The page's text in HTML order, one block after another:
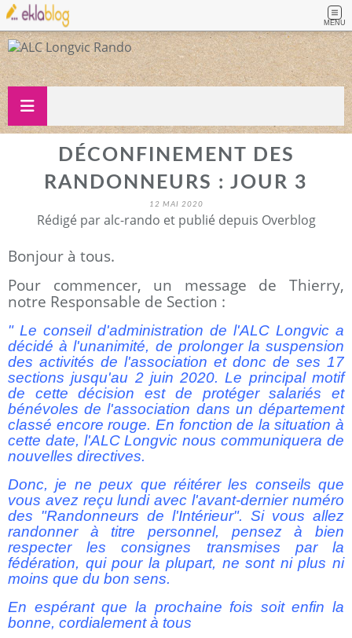
MENU
DÉCONFINEMENT DES
RANDONNEURS : JOUR 3
12 MAI 2020
Rédigé par alc-rando et publié depuis Overblog
Bonjour à tous.
Pour commencer, un message de Thierry,
notre Responsable de Section :
" Le conseil d'administration de l'ALC Longvic a
décidé à l'unanimité, de prolonger la suspension
des activités de l'association et donc de ses 17
sections jusqu'au 2 juin 2020. Le principal motif
de cette décision est de protéger salariés et
bénévoles de l'association dans un département
classé encore rouge. En fonction de la situation à
cette date, l'ALC Longvic nous communiquera de
nouvelles directives.
Donc, je ne peux que réitérer les conseils que
vous avez reçu lundi avec l'avant-dernier numéro
des "Randonneurs de l'Intérieur". Si vous allez
randonner à titre personnel, pensez à bien
respecter les consignes transmises par la
fédération, qui pour la plupart, ne sont ni plus ni
moins que du bon sens.
En espérant que la prochaine fois soit enfin la
bonne, cordialement à tous